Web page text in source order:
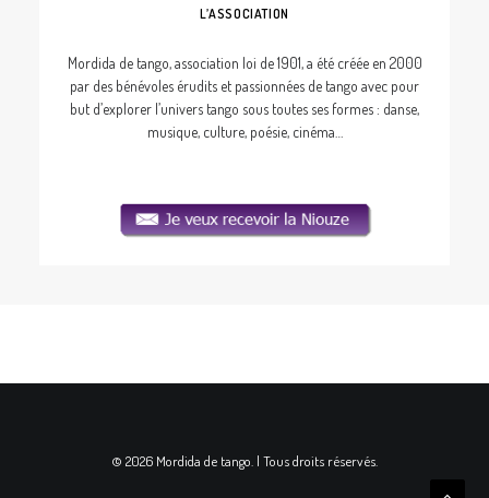
L’ASSOCIATION
Mordida de tango, association loi de 1901, a été créée en 2000
par des bénévoles érudits et passionnées de tango avec pour
but d’explorer l’univers tango sous toutes ses formes : danse,
musique, culture, poésie, cinéma…
© 2026 Mordida de tango. | Tous droits réservés.